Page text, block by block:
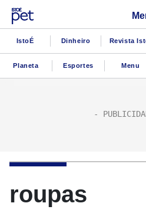
IstoÉ Dinheiro Revista
Planeta Esportes Menu
roupas